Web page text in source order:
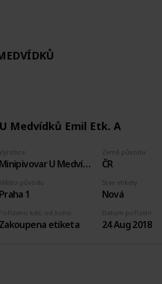
U Medvídků Emil Etk. A
Výrobce
Minipivovar U Medvídků
Země původu
ČR
Pořízeno kde, od koho
Zakoupena etiketa
Stav etikety
Nová
Datum pořízení
24 Aug 2018
Město původu
Praha 1